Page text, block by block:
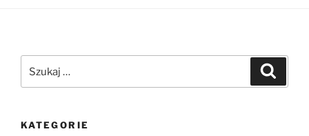
KATEGORIE